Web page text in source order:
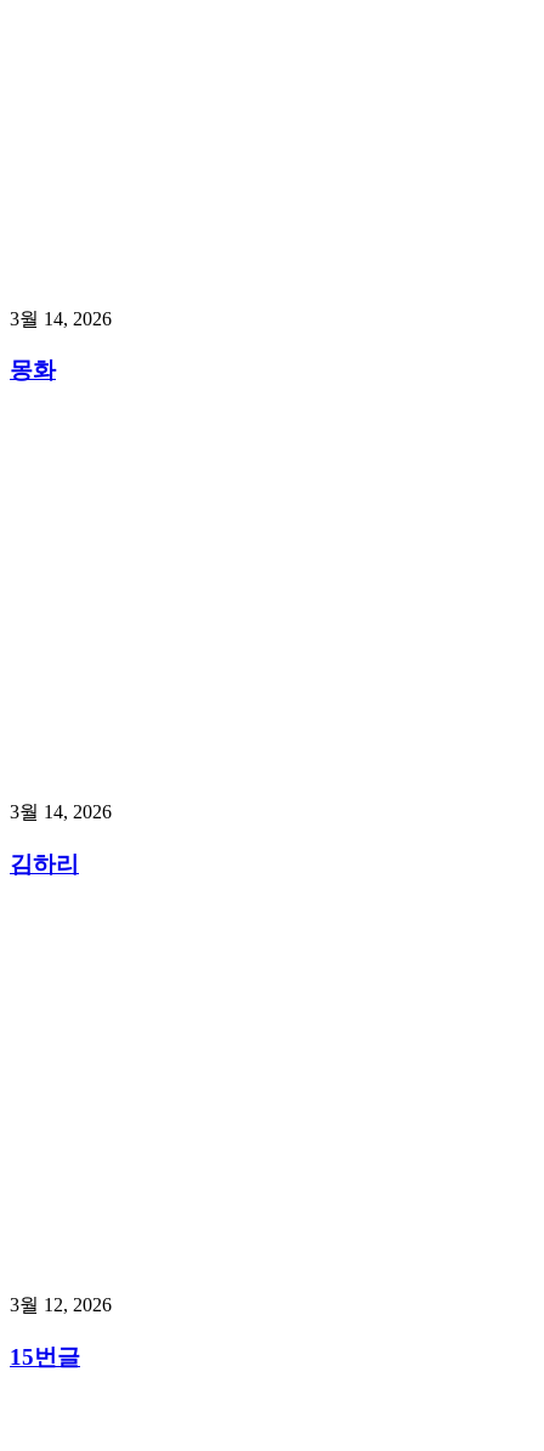
3월 14, 2026
몽화
3월 14, 2026
김하리
3월 12, 2026
15번글